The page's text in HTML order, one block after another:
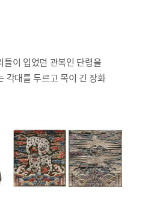
이 입었던 관복인 단령을
각대를 두르고 목이 긴 장화